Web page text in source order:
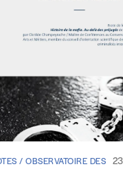
/ OBSERVATOIRE DES